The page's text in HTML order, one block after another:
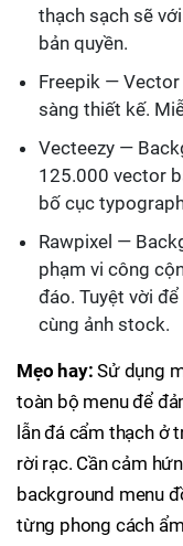
thạch sạch sẽ
bản quyền.
Freepik — Vector
sàng thiết kế.
Vecteezy —
125.000 vector
bố cục
Rawpixel —
phạm vi công
đáo. Tuyệt vời
cùng ảnh stock.
Mẹo hay: Sử dụng
toàn bộ menu để
lẫn đá cẩm thạch ở
rời rạc. Cần cảm
background menu
từng phong cách